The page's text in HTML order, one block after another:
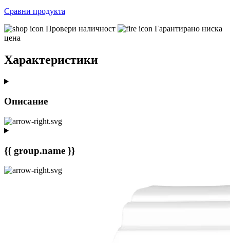
Сравни продукта
Провери наличност
Гарантирано ниска
цена
Характеристики
Описание
{{ group.name }}